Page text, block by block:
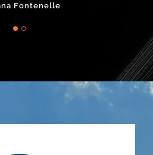
Fontenelle
Hernández